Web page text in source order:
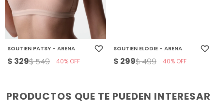
SOUTIEN PATSY - ARENA
$ 329$549 40
SOUTIEN ELODIE - ARENA
$ 299$499 40
PRODUCTOS QUE TE PUEDEN INTERESAR